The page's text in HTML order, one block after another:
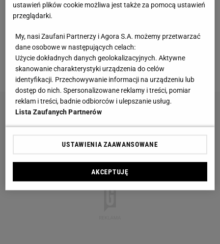
Kochały je nasze babcie. Garnki żeliwne są
Te dywany są porządne jak za dawnych lato.
Piękne wzory, a ceny? Nawet mniej niż 50 zł
ustawień plików cookie możliwa jest także za pomocą ustawień
przeglądarki.
My, nasi Zaufani Partnerzy i Agora S.A. możemy przetwarzać
dane osobowe w następujących celach:
Użycie dokładnych danych geolokalizacyjnych. Aktywne
skanowanie charakterystyki urządzenia do celów
identyfikacji. Przechowywanie informacji na urządzeniu lub
dostęp do nich. Spersonalizowane reklamy i treści, pomiar
reklam i treści, badnie odbiorców i ulepszanie usług.
Lista Zaufanych Partnerów
USTAWIENIA ZAAWANSOWANE
AKCEPTUJĘ